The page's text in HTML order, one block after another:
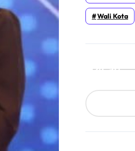
Wali Kota
Cari